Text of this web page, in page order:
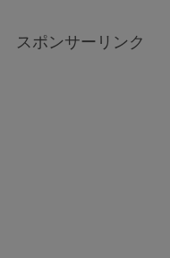
スポンサーリンク